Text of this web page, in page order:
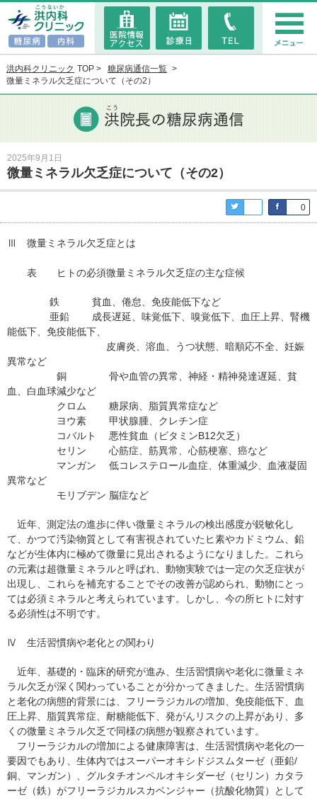
洪内科クリニック TOP
糖尿病通信一覧
微量ミネラル欠乏症について（その2）
2025年9月1日
微量ミネラル欠乏症について（その2）
0
Ⅲ 微量ミネラル欠乏症とは
表 ヒトの必須微量ミネラル欠乏症の主な症候
鉄 貧血、倦怠、免疫能低下など
亜鉛 成長遅延、味覚低下、嗅覚低下、血圧上昇、腎機
能低下、免疫能低下、
皮膚炎、溶血、うつ状態、暗順応不全、妊娠
異常など
銅 骨や血管の異常、神経・精神発達遅延、貧
血、白血球減少など
クロム 糖尿病、脂質異常症など
ヨウ素 甲状腺腫、クレチン症
コバルト 悪性貧血（ビタミンB12欠乏）
セリン 心筋症、筋異常、心筋梗塞、癌など
マンガン 低コレステロール血症、体重減少、血液凝固
異常など
モリブデン 脳症など
近年、測定法の進歩に伴い微量ミネラルの検出感度が鋭敏化し
て、かつて汚染物質として有害視されていたヒ素やカドミウム、鉛
などが生体内に極めて微量に見出されるようになりました。これら
の元素は超微量ミネラルと呼ばれ、動物実験では一定の欠乏症状が
出現し、これらを補充することでその改善が認められ、動物にとっ
ては必須ミネラルと考えられています。しかし、今の所ヒトに対す
る必須性は不明です。
Ⅳ 生活習慣病や老化との関わり
近年、基礎的・臨床的研究が進み、生活習慣病や老化に微量ミネ
ラル欠乏が深く関わっていることが分かってきました。生活習慣病
と老化の病態的背景には、フリーラジカルの増加、免疫能低下、血
圧上昇、脂質異常症、耐糖能低下、発がんリスクの上昇があり、多
くの微量ミネラル欠乏で同様の病態が観察されています。
フリーラジカルの増加による健康障害は、生活習慣病や老化の一
要因でもあり、生体内ではスーパーオキシドジスムターゼ（亜鉛/
銅、マンガン）、グルタチオンペルオキシダーゼ（セリン）カタラ
ーゼ（鉄）がフリーラジカルスカベンジャー（抗酸化物質）として